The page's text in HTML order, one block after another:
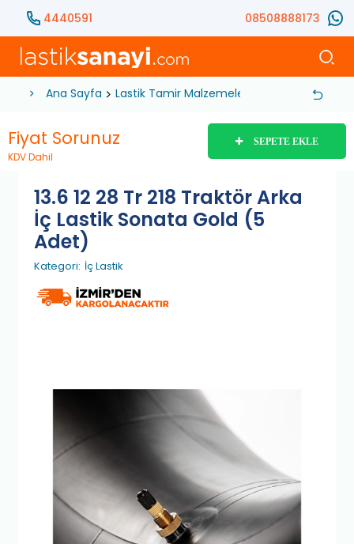
4440591 08508888173
Ana Sayfa Lastik Tamir Malzemeleri 13.6
Fiyat Sorunuz
KDV Dahil
SEPETE EKLE
13.6 12 28 Tr 218 Traktör Arka
İç Lastik Sonata Gold (5
Adet)
Kategori: İç Lastik